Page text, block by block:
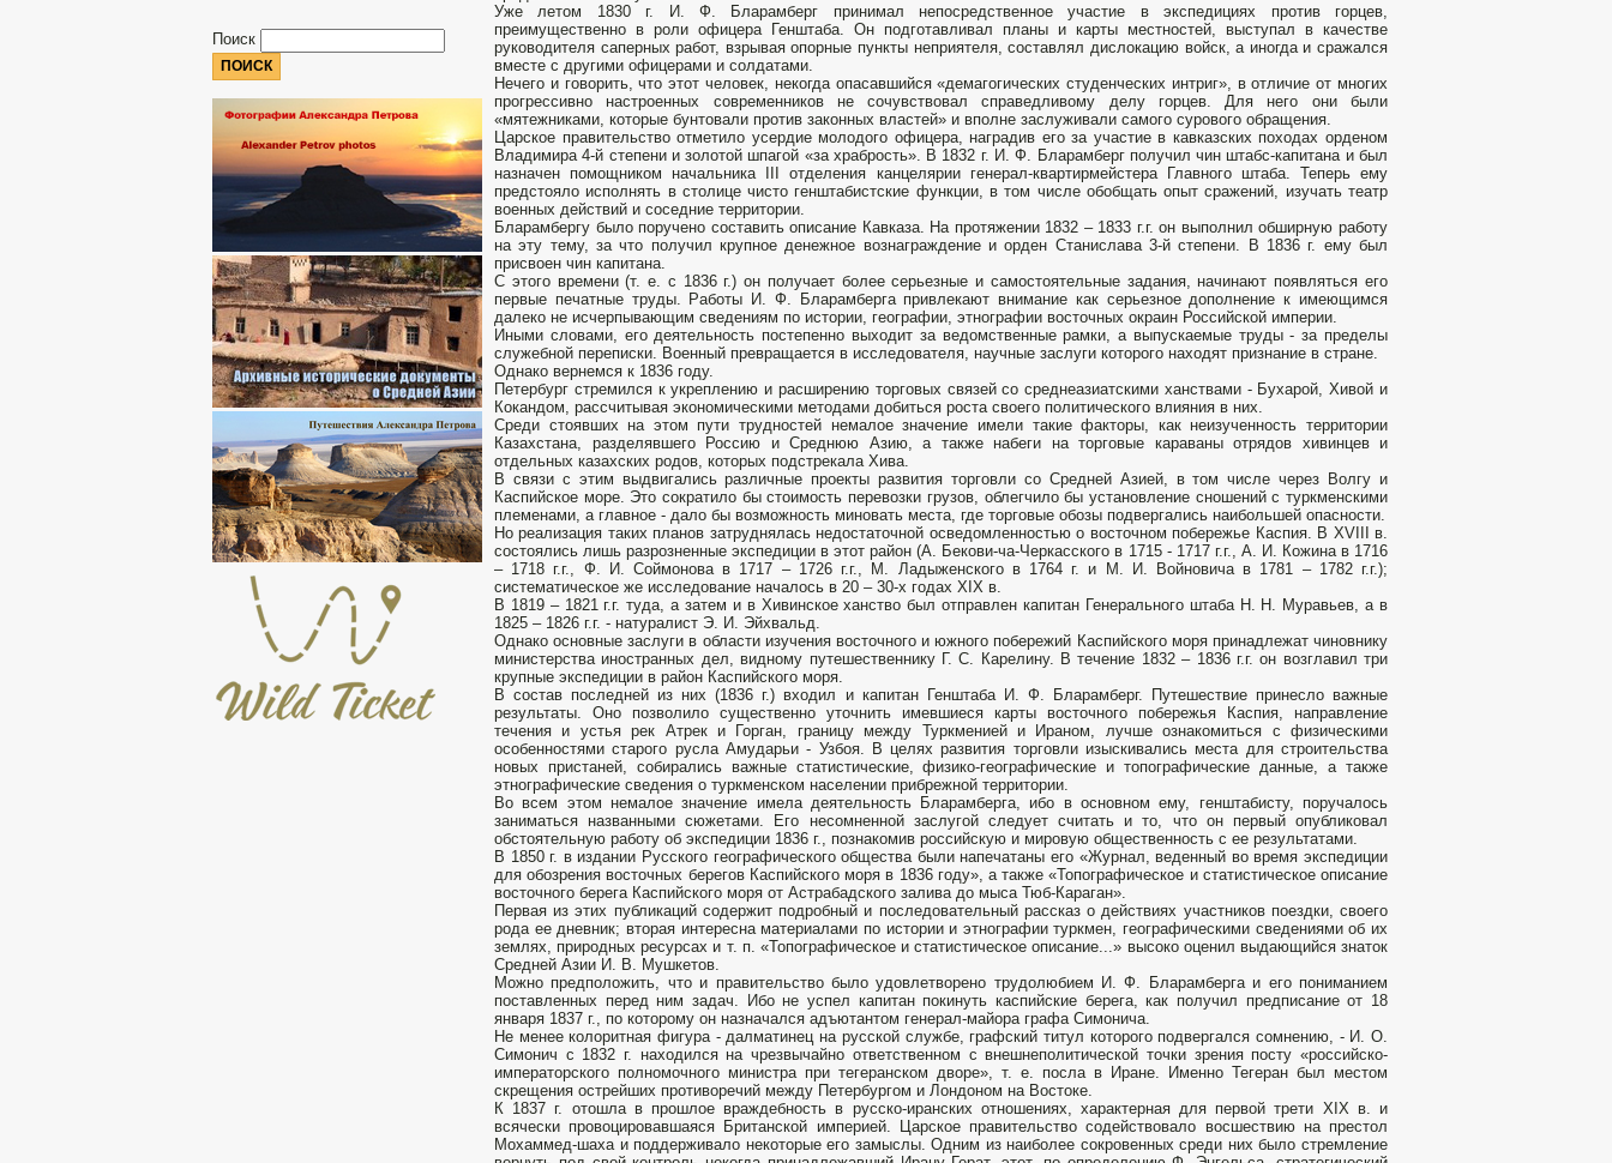
Поиск
Уже летом 1830 г. И. Ф. Бларамберг принимал непосредственное участие в экспедициях против горцев,
преимущественно в роли офицера Генштаба. Он подготавливал планы и карты местностей, выступал в качестве
руководителя саперных работ, взрывая опорные пункты неприятеля, составлял дислокацию войск, а иногда и сражался
вместе с другими офицерами и солдатами.
Нечего и говорить, что этот человек, некогда опасавшийся «демагогических студенческих интриг», в отличие от многих
прогрессивно настроенных современников не сочувствовал справедливому делу горцев. Для него они были
«мятежниками, которые бунтовали против законных властей» и вполне заслуживали самого сурового обращения.
Царское правительство отметило усердие молодого офицера, наградив его за участие в кавказских походах орденом
Владимира 4-й степени и золотой шпагой «за храбрость». В 1832 г. И. Ф. Бларамберг получил чин штабс-капитана и был
назначен помощником начальника III отделения канцелярии генерал-квартирмейстера Главного штаба. Теперь ему
предстояло исполнять в столице чисто генштабистские функции, в том числе обобщать опыт сражений, изучать театр
военных действий и соседние территории.
Бларамбергу было поручено составить описание Кавказа. На протяжении 1832 – 1833 г.г. он выполнил обширную работу
на эту тему, за что получил крупное денежное вознаграждение и орден Станислава 3-й степени. В 1836 г. ему был
присвоен чин капитана.
С этого времени (т. е. с 1836 г.) он получает более серьезные и самостоятельные задания, начинают появляться его
первые печатные труды. Работы И. Ф. Бларамберга привлекают внимание как серьезное дополнение к имеющимся
далеко не исчерпывающим сведениям по истории, географии, этнографии восточных окраин Российской империи.
Иными словами, его деятельность постепенно выходит за ведомственные рамки, а выпускаемые труды - за пределы
служебной переписки. Военный превращается в исследователя, научные заслуги которого находят признание в стране.
Однако вернемся к 1836 году.
Петербург стремился к укреплению и расширению торговых связей со среднеазиатскими ханствами - Бухарой, Хивой и
Кокандом, рассчитывая экономическими методами добиться роста своего политического влияния в них.
Среди стоявших на этом пути трудностей немалое значение имели такие факторы, как неизученность территории
Казахстана, разделявшего Россию и Среднюю Азию, а также набеги на торговые караваны отрядов хивинцев и
отдельных казахских родов, которых подстрекала Хива.
В связи с этим выдвигались различные проекты развития торговли со Средней Азией, в том числе через Волгу и
Каспийское море. Это сократило бы стоимость перевозки грузов, облегчило бы установление сношений с туркменскими
племенами, а главное - дало бы возможность миновать места, где торговые обозы подвергались наибольшей опасности.
Но реализация таких планов затруднялась недостаточной осведомленностью о восточном побережье Каспия. В XVIII в.
состоялись лишь разрозненные экспедиции в этот район (А. Бекови-ча-Черкасского в 1715 - 1717 г.г., А. И. Кожина в 1716
– 1718 г.г., Ф. И. Соймонова в 1717 – 1726 г.г., М. Ладыженского в 1764 г. и М. И. Войновича в 1781 – 1782 г.г.);
систематическое же исследование началось в 20 – 30-х годах XIX в.
В 1819 – 1821 г.г. туда, а затем и в Хивинское ханство был отправлен капитан Генерального штаба Н. Н. Муравьев, а в
1825 – 1826 г.г. - натуралист Э. И. Эйхвальд.
Однако основные заслуги в области изучения восточного и южного побережий Каспийского моря принадлежат чиновнику
министерства иностранных дел, видному путешественнику Г. С. Карелину. В течение 1832 – 1836 г.г. он возглавил три
крупные экспедиции в район Каспийского моря.
В состав последней из них (1836 г.) входил и капитан Генштаба И. Ф. Бларамберг. Путешествие принесло важные
результаты. Оно позволило существенно уточнить имевшиеся карты восточного побережья Каспия, направление
течения и устья рек Атрек и Горган, границу между Туркменией и Ираном, лучше ознакомиться с физическими
особенностями старого русла Амударьи - Узбоя. В целях развития торговли изыскивались места для строительства
новых пристаней, собирались важные статистические, физико-географические и топографические данные, а также
этнографические сведения о туркменском населении прибрежной территории.
Во всем этом немалое значение имела деятельность Бларамберга, ибо в основном ему, генштабисту, поручалось
заниматься названными сюжетами. Его несомненной заслугой следует считать и то, что он первый опубликовал
обстоятельную работу об экспедиции 1836 г., познакомив российскую и мировую общественность с ее результатами.
В 1850 г. в издании Русского географического общества были напечатаны его «Журнал, веденный во время экспедиции
для обозрения восточных берегов Каспийского моря в 1836 году», а также «Топографическое и статистическое описание
восточного берега Каспийского моря от Астрабадского залива до мыса Тюб-Караган».
Первая из этих публикаций содержит подробный и последовательный рассказ о действиях участников поездки, своего
рода ее дневник; вторая интересна материалами по истории и этнографии туркмен, географическими сведениями об их
землях, природных ресурсах и т. п. «Топографическое и статистическое описание...» высоко оценил выдающийся знаток
Средней Азии И. В. Мушкетов.
Можно предположить, что и правительство было удовлетворено трудолюбием И. Ф. Бларамберга и его пониманием
поставленных перед ним задач. Ибо не успел капитан покинуть каспийские берега, как получил предписание от 18
января 1837 г., по которому он назначался адъютантом генерал-майора графа Симонича.
Не менее колоритная фигура - далматинец на русской службе, графский титул которого подвергался сомнению, - И. О.
Симонич с 1832 г. находился на чрезвычайно ответственном с внешнеполитической точки зрения посту «российско-
императорского полномочного министра при тегеранском дворе», т. е. посла в Иране. Именно Тегеран был местом
скрещения острейших противоречий между Петербургом и Лондоном на Востоке.
К 1837 г. отошла в прошлое враждебность в русско-иранских отношениях, характерная для первой трети XIX в. и
всячески провоцировавшаяся Британской империей. Царское правительство содействовало восшествию на престол
Мохаммед-шаха и поддерживало некоторые его замыслы. Одним из наиболее сокровенных среди них было стремление